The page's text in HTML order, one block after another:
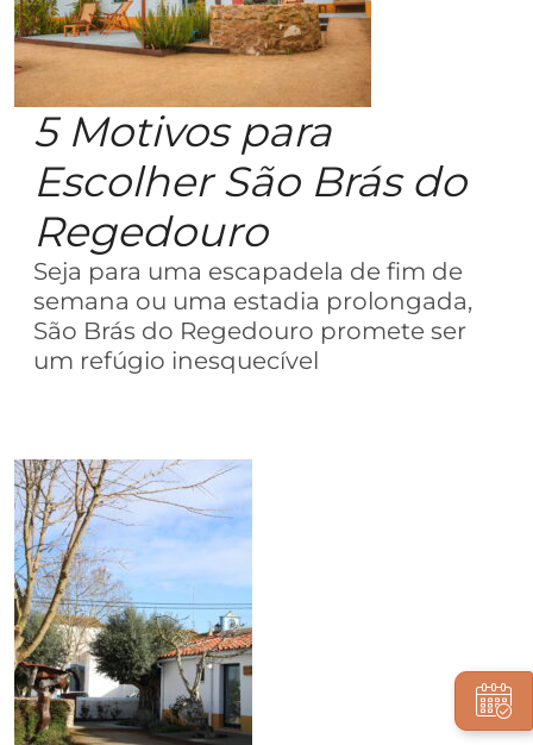
5 Motivos para
Escolher São Brás do
Regedouro
Seja para uma escapadela de fim de
semana ou uma estadia prolongada,
São Brás do Regedouro promete ser
um refúgio inesquecível